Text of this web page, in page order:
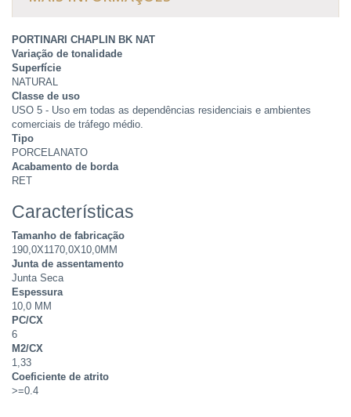
PORTINARI CHAPLIN BK NAT
Variação de tonalidade
Superfície
NATURAL
Classe de uso
USO 5 - Uso em todas as dependências residenciais e ambientes
comerciais de tráfego médio.
Tipo
PORCELANATO
Acabamento de borda
RET
Características
Tamanho de fabricação
190,0X1170,0X10,0MM
Junta de assentamento
Junta Seca
Espessura
10,0 MM
PC/CX
6
M2/CX
1,33
Coeficiente de atrito
>=0.4